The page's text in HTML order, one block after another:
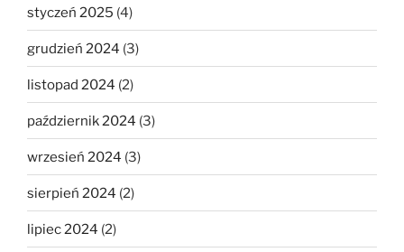
styczeń 2025 (4)
grudzień 2024 (3)
listopad 2024 (2)
październik 2024 (3)
wrzesień 2024 (3)
sierpień 2024 (2)
lipiec 2024 (2)